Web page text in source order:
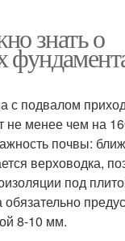
знать о
с подвалом
не менее чем на
почвы:
верховодка,
под
8-10 мм.